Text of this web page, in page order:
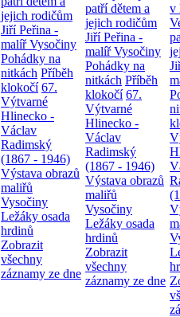
jejich rodičům
Jiří Peřina -
malíř Vysočiny
Pohádky na
nitkách Příběh
klokočí 67.
Výtvarné
Hlinecko -
Václav
Radimský
(1867 - 1946)
Výstava obrazů
maliřů
Vysočiny
Ležáky osada
hrdinů
Zobrazit
všechny
záznamy ze dne
patří dětem a
jejich rodičům
Jiří Peřina -
malíř Vysočiny
Pohádky na
nitkách Příběh
klokočí 67.
Výtvarné
Hlinecko -
Václav
Radimský
(1867 - 1946)
Výstava obrazů
maliřů
Vysočiny
Ležáky osada
hrdinů
Zobrazit
všechny
záznamy ze dne
v